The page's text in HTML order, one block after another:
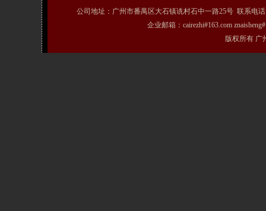
公司地址：广州市番禺区大石镇诜村石中一路25号 联系电话
企业邮箱：cairezhi#163.com
版权所有 广